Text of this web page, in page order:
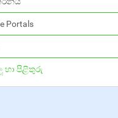
Portals
හා පිළිතුරු